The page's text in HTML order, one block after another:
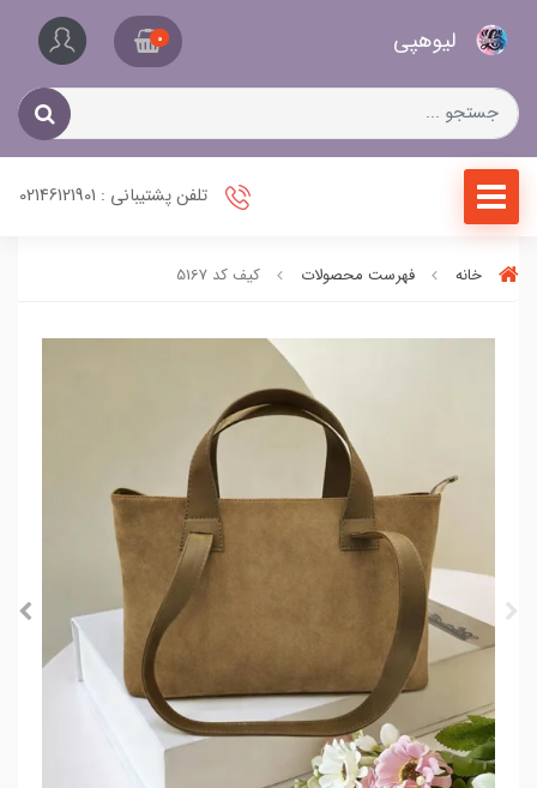
لیو‌هپی 0
تلفن پشتیبانی : 02146121901
خانه فهرست محصولات کیف کد 5167